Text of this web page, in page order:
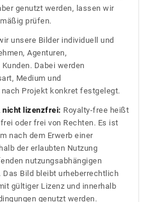
genutzt werden, lassen wir
prüfen.
unsere Bilder individuell und
Agenturen,
Dabei werden
Medium und
Projekt konkret festgelegt.
nicht lizenzfrei: Royalty-free heißt
oder frei von Rechten. Es ist
nach dem Erwerb einer
der erlaubten Nutzung
nutzungsabhängigen
Das Bild bleibt urheberrechtlich
gültiger Lizenz und innerhalb
genutzt werden.